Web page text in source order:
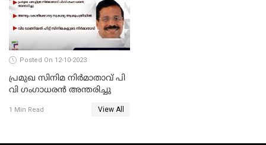
Posted On 12-10-2023
പ്രമുഖ സിനിമ നിർമാതാവ് പി
വി ഗംഗാധരൻ അന്തരിച്ചു
1 Min Read View All